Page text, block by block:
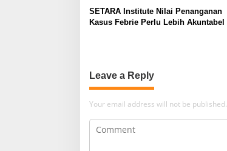
SETARA Institute Nilai Penanganan
Kasus Febrie Perlu Lebih Akuntabel
Leave a Reply
Your email address will not be published.